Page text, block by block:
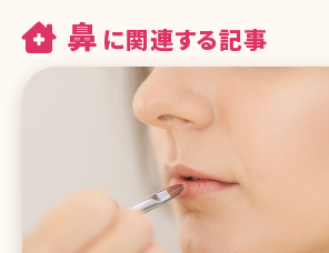
鼻 に関連する記事